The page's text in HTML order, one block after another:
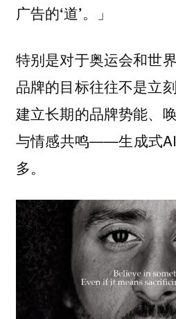
广告的‘道’。」
特别是对于奥运会和世
品牌的目标往往不是立
建立长期的品牌势能、
与情感共鸣——生成式
多。